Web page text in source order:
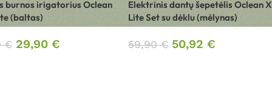
burnos irigatorius Oclean
(baltas)
€ 29,90 €
Elektrinis dantų šepetėlis Oclean X
Lite Set su dėklu (mėlynas)
59,90€ 50,92 €